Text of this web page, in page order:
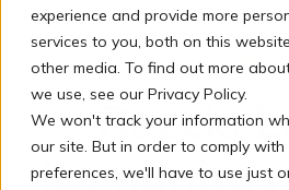
experience and provide more
services to you, both on this
other media. To find out more
we use, see our Privacy Policy.
We won't track your information
our site. But in order to comply with
preferences, we'll have to use just
Layanan
Komunitas
Tentang
Resources Toggle
children
Resources
back to
FRC
Rezeki